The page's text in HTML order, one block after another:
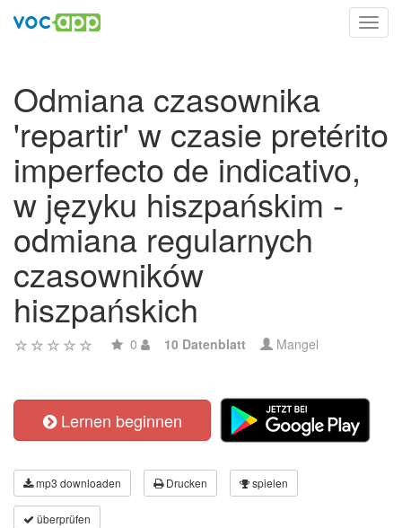
Odmiana czasownika
'repartir' w czasie pretérito
imperfecto de indicativo,
w języku hiszpańskim -
odmiana regularnych
czasowników
hiszpańskich
0 10 Datenblatt Mangel
Lernen beginnen
mp3 downloaden Drucken spielen
überprüfen